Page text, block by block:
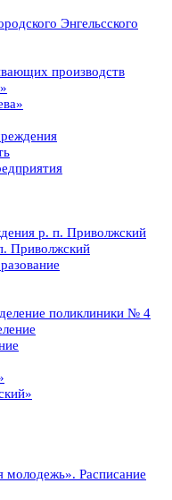
Энгельсского
производств
р. п. Приволжский
Приволжский
поликлиники № 4
Расписание